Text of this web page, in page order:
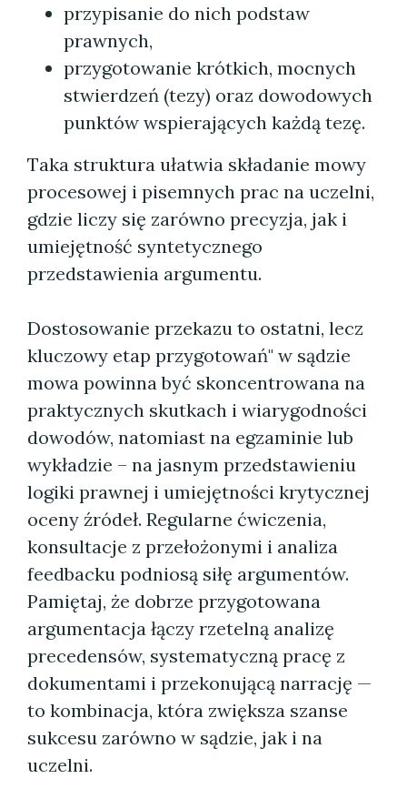
przypisanie do nich podstaw
prawnych,
przygotowanie krótkich, mocnych
stwierdzeń (tezy) oraz dowodowych
punktów wspierających każdą tezę.
Taka struktura ułatwia składanie mowy
procesowej i pisemnych prac na uczelni,
gdzie liczy się zarówno precyzja, jak i
umiejętność syntetycznego
przedstawienia argumentu.
Dostosowanie przekazu to ostatni, lecz
kluczowy etap przygotowań" w sądzie
mowa powinna być skoncentrowana na
praktycznych skutkach i wiarygodności
dowodów, natomiast na egzaminie lub
wykładzie – na jasnym przedstawieniu
logiki prawnej i umiejętności krytycznej
oceny źródeł. Regularne ćwiczenia,
konsultacje z przełożonymi i analiza
feedbacku podniosą siłę argumentów.
Pamiętaj, że dobrze przygotowana
argumentacja łączy rzetelną analizę
precedensów, systematyczną pracę z
dokumentami i przekonującą narrację —
to kombinacja, która zwiększa szanse
sukcesu zarówno w sądzie, jak i na
uczelni.